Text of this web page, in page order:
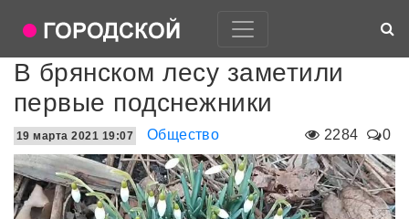
В брянском лесу заметили
первые подснежники
2284 0
19 марта 2021 19:07 Общество